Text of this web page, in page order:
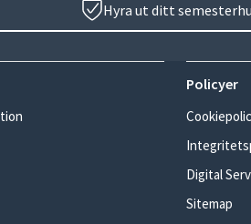
Hyra ut ditt
Policyer
Digital
Sitemap